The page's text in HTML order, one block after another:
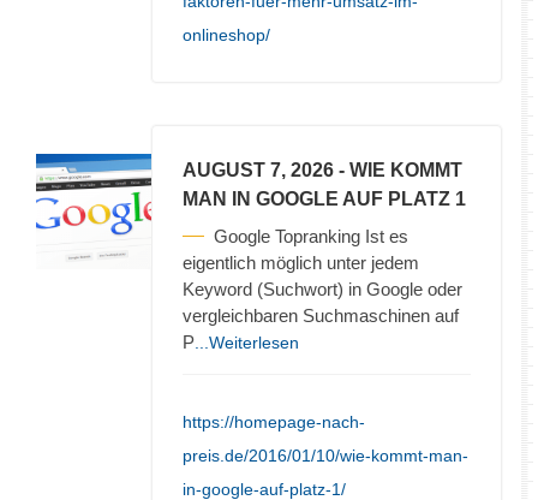
onlineshop/
AUGUST 7, 2026 - WIE KOMMT
MAN IN GOOGLE AUF PLATZ 1
Google Topranking Ist es
eigentlich möglich unter jedem
Keyword (Suchwort) in Google oder
vergleichbaren Suchmaschinen auf
P ...Weiterlesen
https://homepage-nach-
preis.de/2016/01/10/wie-kommt-man-
in-google-auf-platz-1/